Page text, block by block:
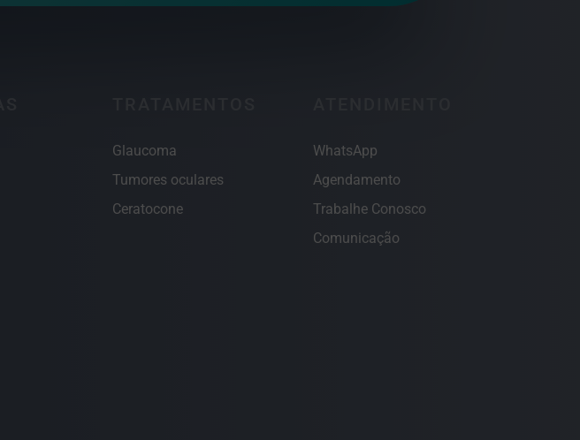
Glaucoma
Tumores oculares
Ceratocone
WhatsApp
Agendamento
Trabalhe Conosco
Comunicação